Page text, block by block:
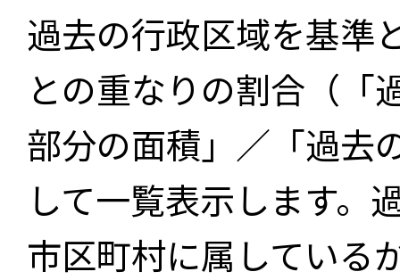
過去の行政区域を基準
との重なりの割合（「
部分の面積」／「過去
して一覧表示します。
市区町村に属している